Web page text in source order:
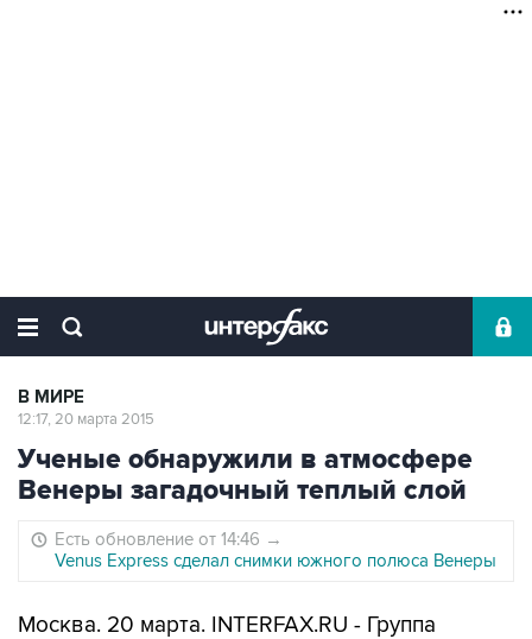
В МИРЕ
12:17, 20 марта 2015
Ученые обнаружили в атмосфере
Венеры загадочный теплый слой
Есть обновление от 14:46 →
Venus Express сделал снимки южного полюса Венеры
Москва. 20 марта. INTERFAX.RU - Группа